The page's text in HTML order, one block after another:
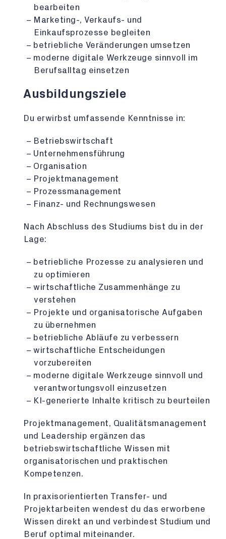
bearbeiten
Marketing-, Verkaufs- und
Einkaufsprozesse begleiten
betriebliche Veränderungen umsetzen
moderne digitale Werkzeuge sinnvoll im
Berufsalltag einsetzen
Ausbildungsziele
Du erwirbst umfassende Kenntnisse in:
Betriebswirtschaft
Unternehmensführung
Organisation
Projektmanagement
Prozessmanagement
Finanz- und Rechnungswesen
Nach Abschluss des Studiums bist du in der
Lage:
betriebliche Prozesse zu analysieren und
zu optimieren
wirtschaftliche Zusammenhänge zu
verstehen
Projekte und organisatorische Aufgaben
zu übernehmen
betriebliche Abläufe zu verbessern
wirtschaftliche Entscheidungen
vorzubereiten
moderne digitale Werkzeuge sinnvoll und
verantwortungsvoll einzusetzen
KI-generierte Inhalte kritisch zu beurteilen
Projektmanagement, Qualitätsmanagement
und Leadership ergänzen das
betriebswirtschaftliche Wissen mit
organisatorischen und praktischen
Kompetenzen.
In praxisorientierten Transfer- und
Projektarbeiten wendest du das erworbene
Wissen direkt an und verbindest Studium und
Beruf optimal miteinander.